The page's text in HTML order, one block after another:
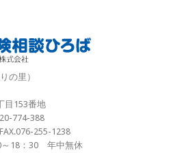
の里）
目153番地
774-388
255-1238
～18：30 年中無休